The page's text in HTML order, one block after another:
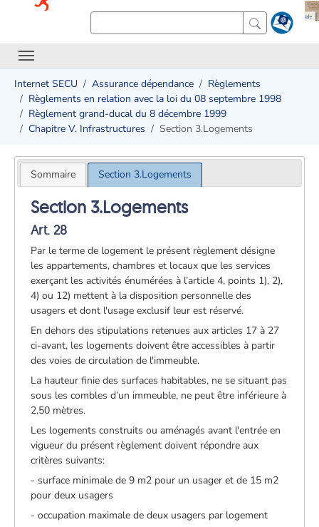
Internet SECU Assurance dépendance
Règlements
Règlements en relation avec la loi du 08 septembre 1998
Règlement grand-ducal du 8 décembre 1999
Chapitre V. Infrastructures
Section 3.Logements
Sommaire Section 3.Logements
Section 3.Logements
Art. 28
Par le terme de logement le présent règlement désigne
les appartements, chambres et locaux que les services
exerçant les activités énumérées à l’article 4, points 1), 2),
4) ou 12) mettent à la disposition personnelle des
usagers et dont l'usage exclusif leur est réservé.
En dehors des stipulations retenues aux articles 17 à 27
ci-avant, les logements doivent être accessibles à partir
des voies de circulation de l'immeuble.
La hauteur finie des surfaces habitables, ne se situant pas
sous les combles d’un immeuble, ne peut être inférieure à
2,50 mètres.
Les logements construits ou aménagés avant l'entrée en
vigueur du présent règlement doivent répondre aux
critères suivants:
- surface minimale de 9 m2 pour un usager et de 15 m2
pour deux usagers
- occupation maximale de deux usagers par logement